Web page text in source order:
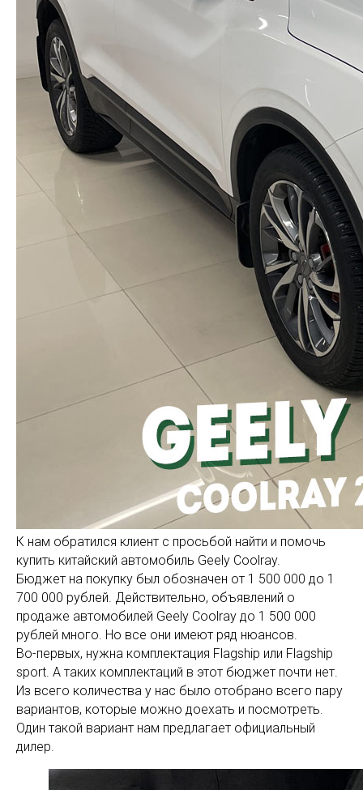
К нам обратился клиент с просьбой найти и помочь
купить китайский автомобиль Geely Coolray.
Бюджет на покупку был обозначен от 1 500 000 до 1
700 000 рублей. Действительно, объявлений о
продаже автомобилей Geely Coolray до 1 500 000
рублей много. Но все они имеют ряд нюансов.
Во-первых, нужна комплектация Flagship или Flagship
sport. А таких комплектаций в этот бюджет почти нет.
Из всего количества у нас было отобрано всего пару
вариантов, которые можно доехать и посмотреть.
Один такой вариант нам предлагает официальный
дилер.